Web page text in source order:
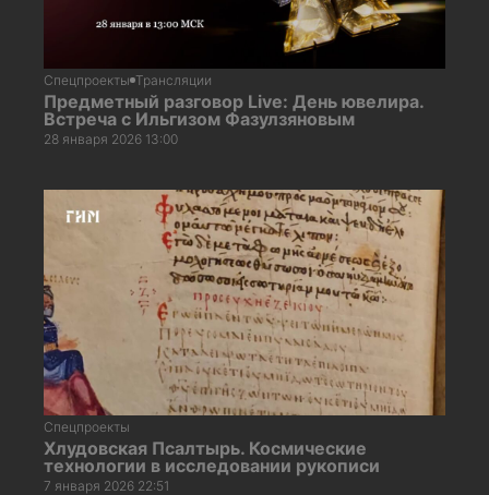
Спецпроекты Трансляции
Предметный разговор Live: День ювелира.
Встреча с Ильгизом Фазулзяновым
28 января 2026 13:00
Спецпроекты
Хлудовская Псалтырь. Космические
технологии в исследовании рукописи
7 января 2026 22:51